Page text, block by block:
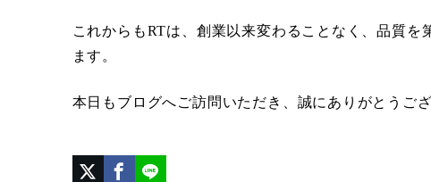
これからもRTは、創業以来変わることなく、品質
ます。
本日もブログへご訪問いただき、誠にありがとうござ